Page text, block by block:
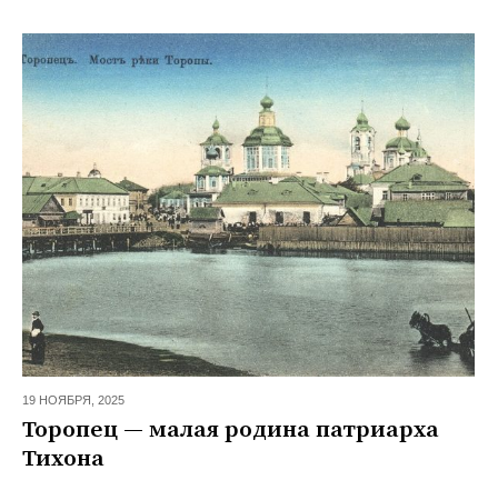
19 НОЯБРЯ, 2025
Торопец — малая родина патриарха
Тихона